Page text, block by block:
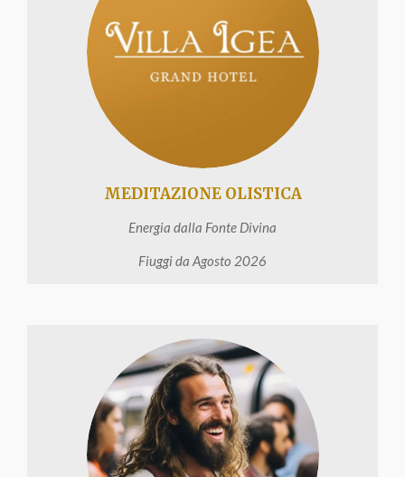
MEDITAZIONE OLISTICA
Energia dalla Fonte Divina
Fiuggi da Agosto 2026